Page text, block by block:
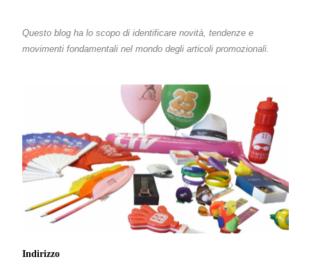
Questo blog ha lo scopo di identificare novità, tendenze e
movimenti fondamentali nel mondo degli articoli promozionali.
Indirizzo